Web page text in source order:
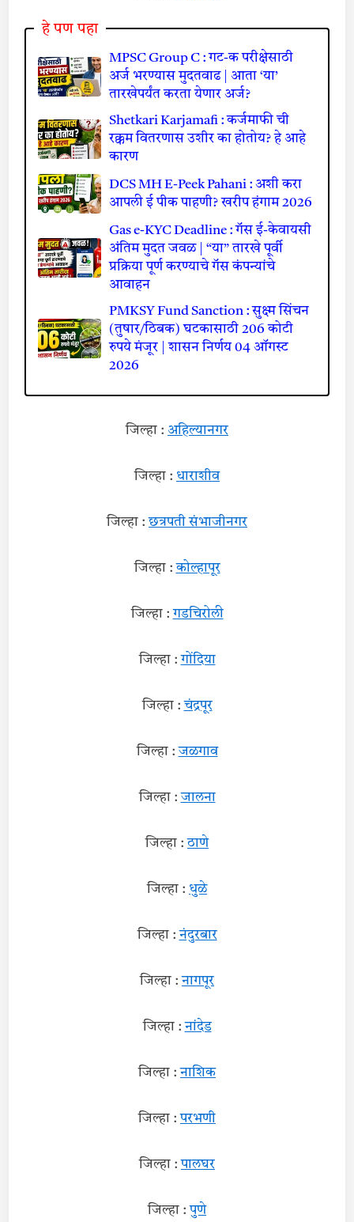
हे पण पहा
MPSC Group C : गट-क परीक्षेसाठी
अर्ज भरण्यास मुदतवाढ | आता ‘या’
तारखेपर्यंत करता येणार अर्ज?
Shetkari Karjamafi : कर्जमाफी ची
रक्कम वितरणास उशीर का होतोय? हे आहे
कारण
DCS MH E-Peek Pahani : अशी करा
आपली ई पीक पाहणी? खरीप हंगाम 2026
Gas e-KYC Deadline : गॅस ई-केवायसी
अंतिम मुदत जवळ | “या” तारखे पूर्वी
प्रक्रिया पूर्ण करण्याचे गॅस कंपन्यांचे
आवाहन
PMKSY Fund Sanction : सुक्ष्म सिंचन
(तुषार/ठिबक) घटकासाठी 206 कोटी
रुपये मंजूर | शासन निर्णय 04 ऑगस्ट
2026
जिल्हा : अहिल्यानगर
जिल्हा : धाराशीव
जिल्हा :छत्रपती संभाजीनगर
जिल्हा :कोल्हापूर
जिल्हा :गडचिरोली
जिल्हा :गोंदिया
जिल्हा :चंद्रपूर
जिल्हा :जळगाव
जिल्हा :जालना
जिल्हा :ठाणे
जिल्हा : धुळे
जिल्हा :नंदुरबार
जिल्हा :नागपूर
जिल्हा :नांदेड
जिल्हा :नाशिक
जिल्हा :परभणी
जिल्हा :पालघर
जिल्हा :पुणे